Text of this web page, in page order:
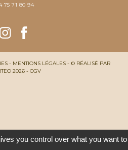
75 71 80 94
- MENTIONS LÉGALES - © RÉALISÉ PAR
2026 - CGV
you control over what you want to